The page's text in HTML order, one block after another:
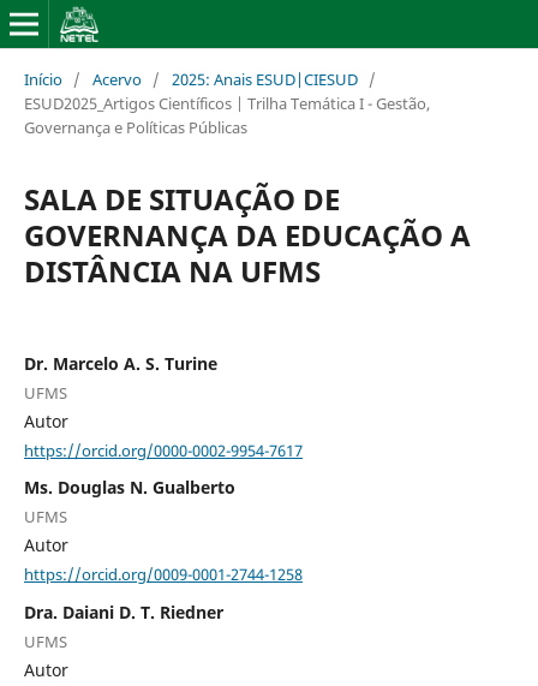
Início / Acervo / 2025: Anais ESUD|CIESUD /
ESUD2025_Artigos Científicos | Trilha Temática I - Gestão,
Governança e Políticas Públicas
SALA DE SITUAÇÃO DE
GOVERNANÇA DA EDUCAÇÃO A
DISTÂNCIA NA UFMS
Dr. Marcelo A. S. Turine
UFMS
Autor
https://orcid.org/0000-0002-9954-7617
Ms. Douglas N. Gualberto
UFMS
Autor
https://orcid.org/0009-0001-2744-1258
Dra. Daiani D. T. Riedner
UFMS
Autor